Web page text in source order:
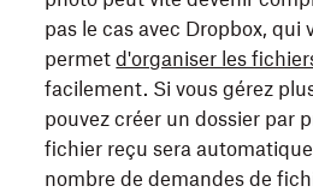
pas le cas avec Dropbox, qui
permetd'organiser les
facilement. Si vous gérez
pouvez créer un dossier par
fichier reçu sera
nombre de demandes de